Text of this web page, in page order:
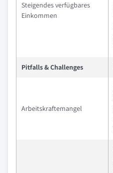
Steigendes verfügbares
Einkommen
Pitfalls & Challenges
Arbeitskraftemangel